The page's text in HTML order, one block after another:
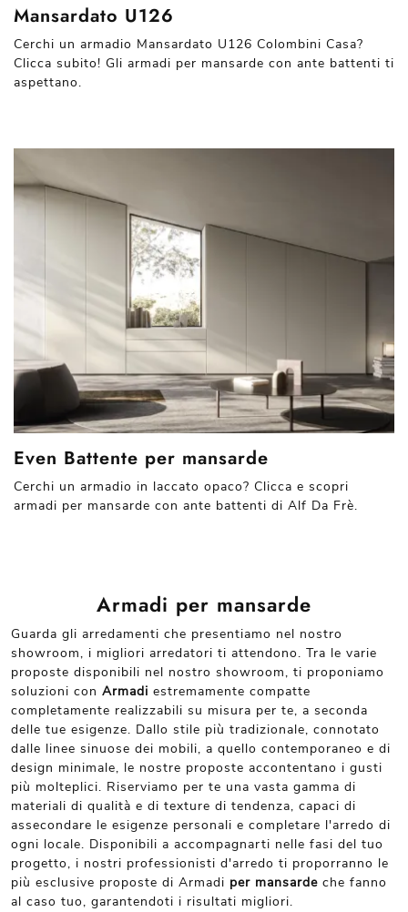
Mansardato U126
Cerchi un armadio Mansardato U126 Colombini Casa?
Clicca subito! Gli armadi per mansarde con ante battenti ti
aspettano.
Even Battente per mansarde
Cerchi un armadio in laccato opaco? Clicca e scopri
armadi per mansarde con ante battenti di Alf Da Frè.
Armadi per mansarde
Guarda gli arredamenti che presentiamo nel nostro
showroom, i migliori arredatori ti attendono. Tra le varie
proposte disponibili nel nostro showroom, ti proponiamo
soluzioni con Armadi estremamente compatte
completamente realizzabili su misura per te, a seconda
delle tue esigenze. Dallo stile più tradizionale, connotato
dalle linee sinuose dei mobili, a quello contemporaneo e di
design minimale, le nostre proposte accontentano i gusti
più molteplici. Riserviamo per te una vasta gamma di
materiali di qualità e di texture di tendenza, capaci di
assecondare le esigenze personali e completare l'arredo di
ogni locale. Disponibili a accompagnarti nelle fasi del tuo
progetto, i nostri professionisti d'arredo ti proporranno le
più esclusive proposte di Armadi per mansarde che fanno
al caso tuo, garantendoti i risultati migliori.